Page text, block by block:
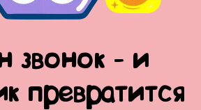
звонок - и
превратится